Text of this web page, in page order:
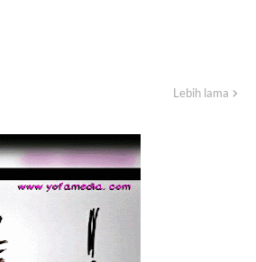
Lebih lama